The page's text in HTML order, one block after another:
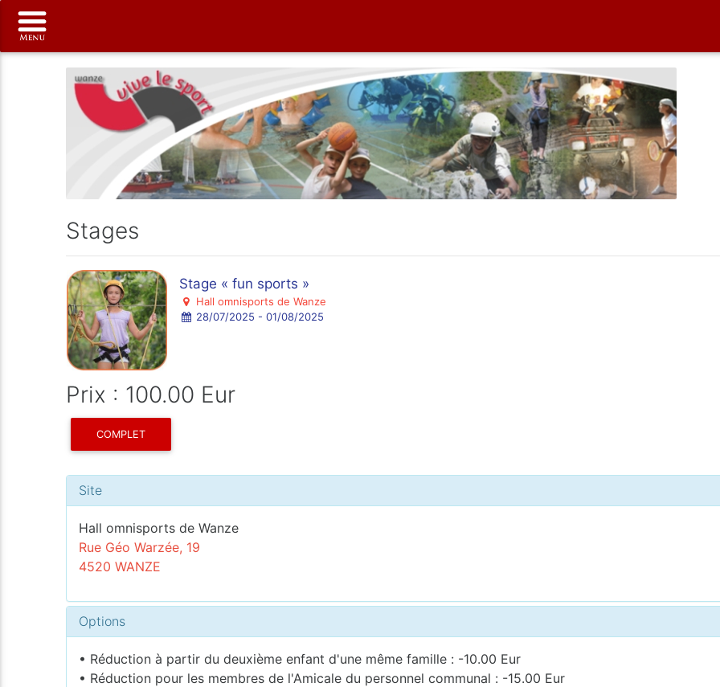
Stages
Stage « fun sports »
Hall omnisports de Wanze
28/07/2025 - 01/08/2025
Prix : 100.00 Eur
COMPLET
Site
Hall omnisports de Wanze
Rue Géo Warzée, 19
4520 WANZE
Options
• Réduction à partir du deuxième enfant d'une même famille : -10.00 Eur
• Réduction pour les membres de l'Amicale du personnel communal : -15.00 Eur